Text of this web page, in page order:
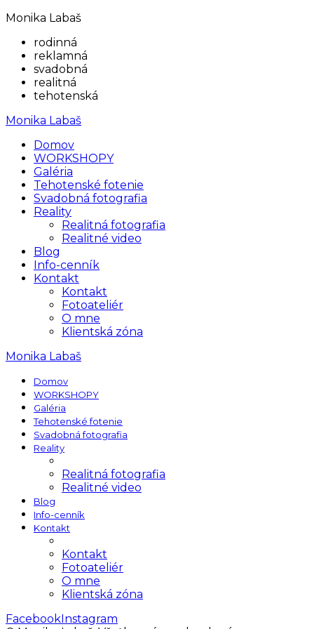
Monika Labaš
rodinná
reklamná
svadobná
realitná
tehotenská
Monika Labaš
Domov
WORKSHOPY
Galéria
Tehotenské fotenie
Svadobná fotografia
Reality
Realitná fotografia
Realitné video
Blog
Info-cenník
Kontakt
Kontakt
Fotoateliér
O mne
Klientská zóna
Monika Labaš
Domov
WORKSHOPY
Galéria
Tehotenské fotenie
Svadobná fotografia
Reality
Realitná fotografia
Realitné video
Blog
Info-cenník
Kontakt
Kontakt
Fotoateliér
O mne
Klientská zóna
FacebookInstagram